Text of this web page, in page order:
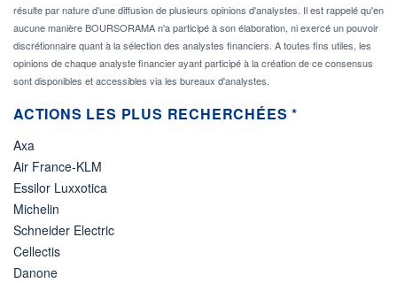
résulte par nature d'une diffusion de plusieurs opinions d'analystes. Il est rappelé qu'en
aucune manière BOURSORAMA n'a participé à son élaboration, ni exercé un pouvoir
discrétionnaire quant à la sélection des analystes financiers. A toutes fins utiles, les
opinions de chaque analyste financier ayant participé à la création de ce consensus
sont disponibles et accessibles via les bureaux d'analystes.
ACTIONS LES PLUS RECHERCHÉES *
Axa
Air France-KLM
Essilor Luxxotica
Michelin
Schneider Electric
Cellectis
Danone